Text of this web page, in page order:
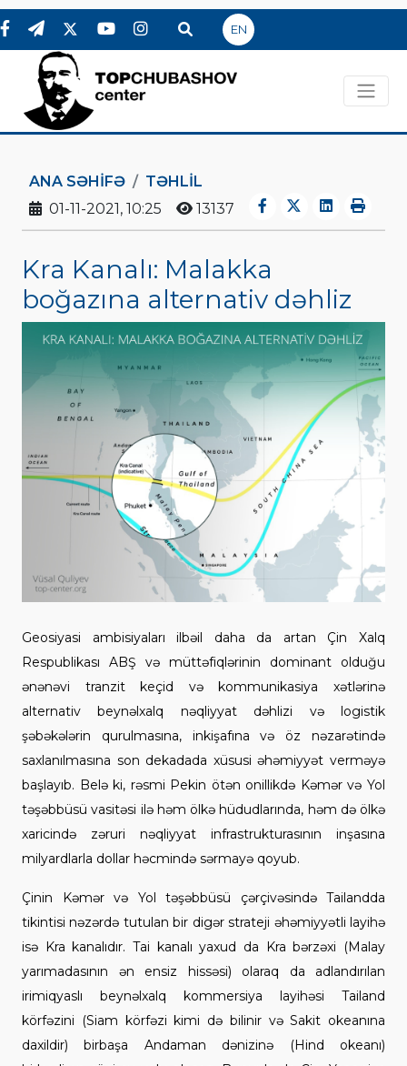
EN
ANA SƏHIFƏ
TƏHLİL
01-11-2021, 10:25
13137
Kra Kanalı: Malakka
boğazına alternativ dəhliz
Geosiyasi ambisiyaları ilbəil daha da artan Çin Xalq
Respublikası ABŞ və müttəfiqlərinin dominant olduğu
ənənəvi tranzit keçid və kommunikasiya xətlərinə
alternativ beynəlxalq nəqliyyat dəhlizi və logistik
şəbəkələrin qurulmasına, inkişafına və öz nəzarətində
saxlanılmasına son dekadada xüsusi əhəmiyyət verməyə
başlayıb. Belə ki, rəsmi Pekin ötən onillikdə Kəmər və Yol
təşəbbüsü vasitəsi ilə həm ölkə hüdudlarında, həm də ölkə
xaricində zəruri nəqliyyat infrastrukturasının inşasına
milyardlarla dollar həcmində sərmayə qoyub.
Çinin Kəmər və Yol təşəbbüsü çərçivəsində Tailandda
tikintisi nəzərdə tutulan bir digər strateji əhəmiyyətli layihə
isə Kra kanalıdır. Tai kanalı yaxud da Kra bərzəxi (Malay
yarımadasının ən ensiz hissəsi) olaraq da adlandırılan
irimiqyaslı beynəlxalq kommersiya layihəsi Tailand
körfəzini (Siam körfəzi kimi də bilinir və Sakit okeanına
daxildir) birbaşa Andaman dənizinə (Hind okeanı)